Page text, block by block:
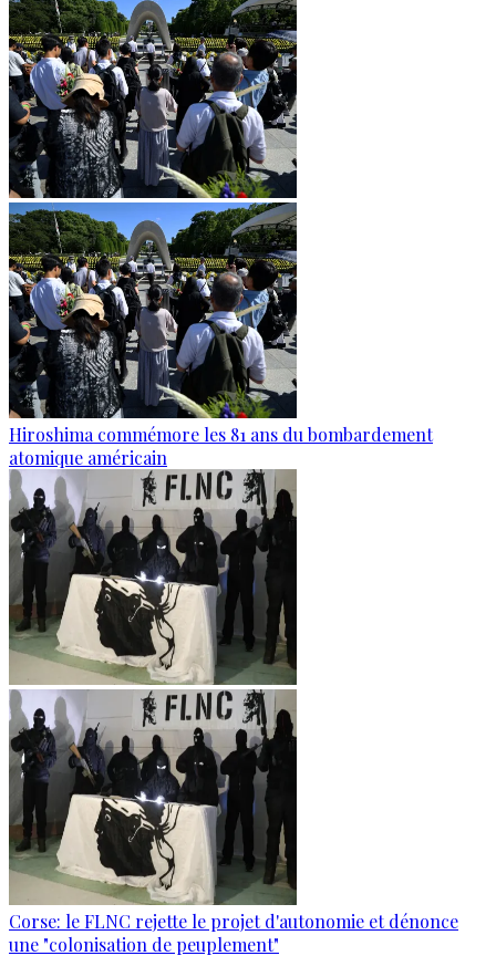
Hiroshima commémore les 81 ans du bombardement
atomique américain
Corse: le FLNC rejette le projet d'autonomie et dénonce
une "colonisation de peuplement"